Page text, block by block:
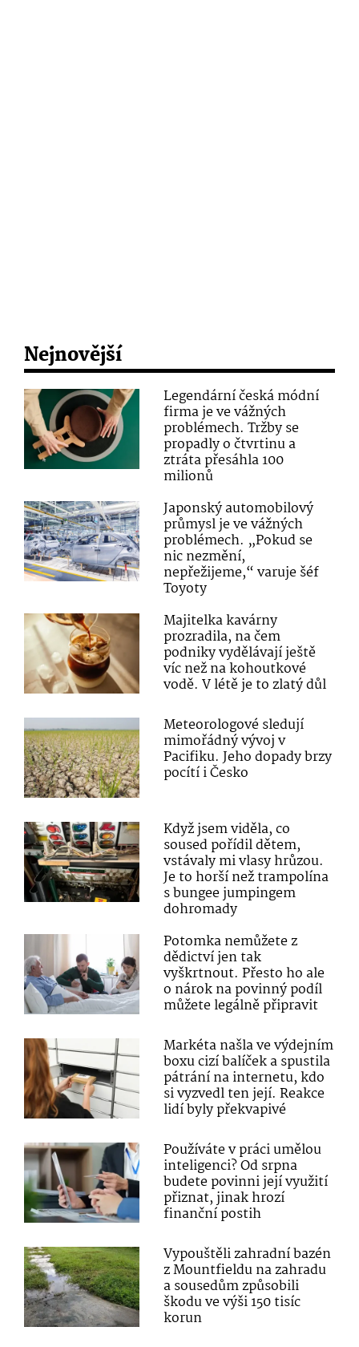
Nejnovější
Legendární česká módní
firma je ve vážných
problémech. Tržby se
propadly o čtvrtinu a
ztráta přesáhla 100
milionů
Japonský automobilový
průmysl je ve vážných
problémech. „Pokud se
nic nezmění,
nepřežijeme,“ varuje šéf
Toyoty
Majitelka kavárny
prozradila, na čem
podniky vydělávají ještě
víc než na kohoutkové
vodě. V létě je to zlatý důl
Meteorologové sledují
mimořádný vývoj v
Pacifiku. Jeho dopady brzy
pocítí i Česko
Když jsem viděla, co
soused pořídil dětem,
vstávaly mi vlasy hrůzou.
Je to horší než trampolína
s bungee jumpingem
dohromady
Potomka nemůžete z
dědictví jen tak
vyškrtnout. Přesto ho ale
o nárok na povinný podíl
můžete legálně připravit
Markéta našla ve výdejním
boxu cizí balíček a spustila
pátrání na internetu, kdo
si vyzvedl ten její. Reakce
lidí byly překvapivé
Používáte v práci umělou
inteligenci? Od srpna
budete povinni její využití
přiznat, jinak hrozí
finanční postih
Vypouštěli zahradní bazén
z Mountfieldu na zahradu
a sousedům způsobili
škodu ve výši 150 tisíc
korun